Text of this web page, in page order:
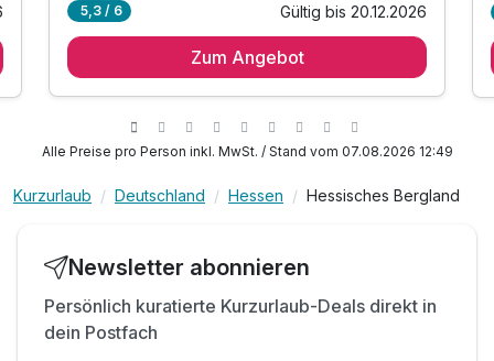
2 x reichhaltiges Frühstück vom Buffet
Kostenfreie Saunanutzung zum Relaxen u.
Durchatmen
MeineCard Plus für Ausflugsmöglichkeiten
5,3 / 6 Gültig bis 20.12.2026
Zum Angebot
Alle Preise pro Person inkl. MwSt. / Stand vom 07.08.2026 12:49
Kurzurlaub Deutschland Hessen Hessisches Bergland
Newsletter abonnieren
Persönlich kuratierte Kurzurlaub-Deals direkt in
dein Postfach